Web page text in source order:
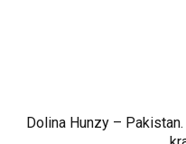
Dolina Hunzy –